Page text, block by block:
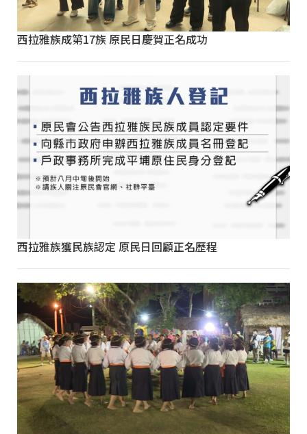
西拉雅族成第17族 原民日慶賀正名成功
西拉雅族獲民族認定 原民日回顧正名歷程